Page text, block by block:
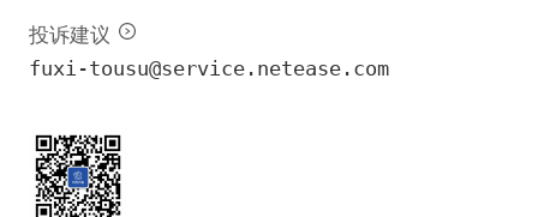
投诉建议
fuxi-tousu@service.netease.com